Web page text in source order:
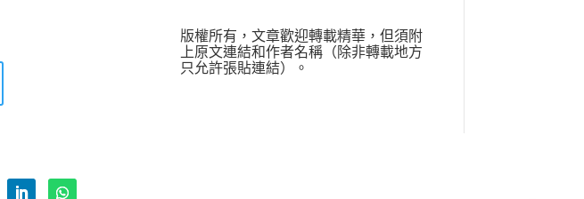
版權所有，文章歡迎轉載精華，但須附
上原文連結和作者名稱（除非轉載地方
只允許張貼連結）。